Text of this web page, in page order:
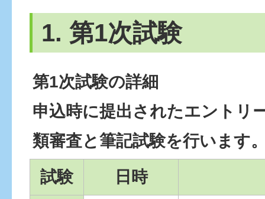
1. 第1次試験
第1次試験の詳細
申込時に提出されたエントリ
類審査と筆記試験を行います
試験
日時